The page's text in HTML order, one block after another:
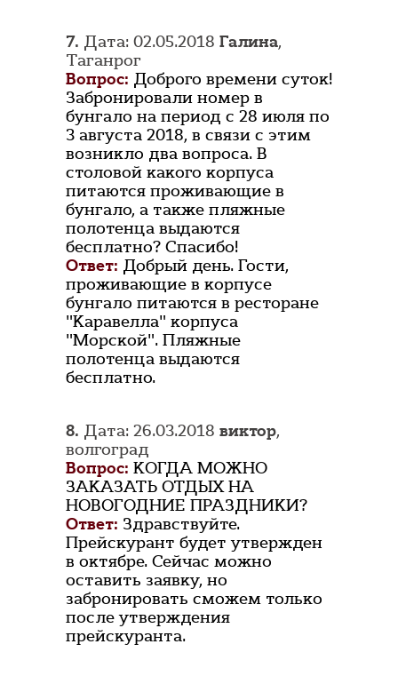
7. Дата: 02.05.2018 Галина,
Таганрог
Вопрос: Доброго времени суток!
Забронировали номер в
бунгало на период с 28 июля по
3 августа 2018, в связи с этим
возникло два вопроса. В
столовой какого корпуса
питаются проживающие в
бунгало, а также пляжные
полотенца выдаются
бесплатно? Спасибо!
Ответ: Добрый день. Гости,
проживающие в корпусе
бунгало питаются в ресторане
"Каравелла" корпуса
"Морской". Пляжные
полотенца выдаются
бесплатно.
8. Дата: 26.03.2018 виктор,
волгоград
Вопрос: КОГДА МОЖНО
ЗАКАЗАТЬ ОТДЫХ НА
НОВОГОДНИЕ ПРАЗДНИКИ?
Ответ: Здравствуйте.
Прейскурант будет утвержден
в октябре. Сейчас можно
оставить заявку, но
забронировать сможем только
после утверждения
прейскуранта.